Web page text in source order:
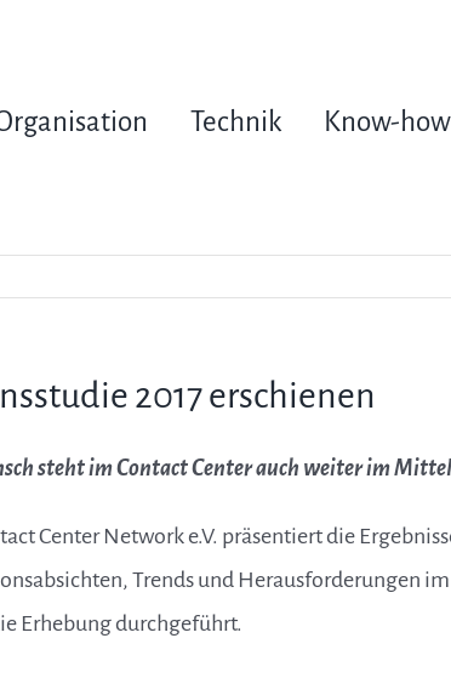
Technik Know-how
2017 erschienen
steht im Contact Center auch weiter im
Center Network e.V. präsentiert die
Trends und Herausforderungen
Erhebung durchgeführt.